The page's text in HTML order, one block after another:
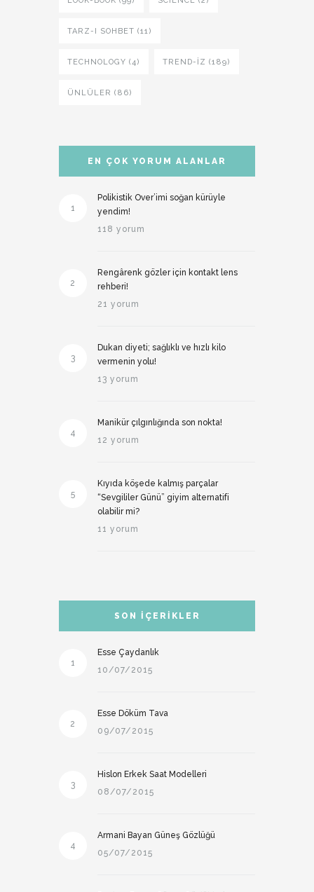
TARZ-I SOHBET (11)
TECHNOLOGY (4) TREND-IZ (189)
ÜNLÜLER (86)
EN ÇOK YORUM ALANLAR
1
Polikistik Over’imi soğan kürüyle
yendim!
118 yorum
2
Rengârenk gözler için kontakt lens
rehberi!
21 yorum
3
Dukan diyeti; sağlıklı ve hızlı kilo
vermenin yolu!
13 yorum
4
Manikür çılgınlığında son nokta!
12 yorum
5
Kıyıda köşede kalmış parçalar
“Sevgililer Günü” giyim alternatifi
olabilir mi?
11 yorum
SON İÇERIKLER
1
Esse Çaydanlık
10/07/2015
2
Esse Döküm Tava
09/07/2015
3
Hislon Erkek Saat Modelleri
08/07/2015
4
Armani Bayan Güneş Gözlüğü
05/07/2015